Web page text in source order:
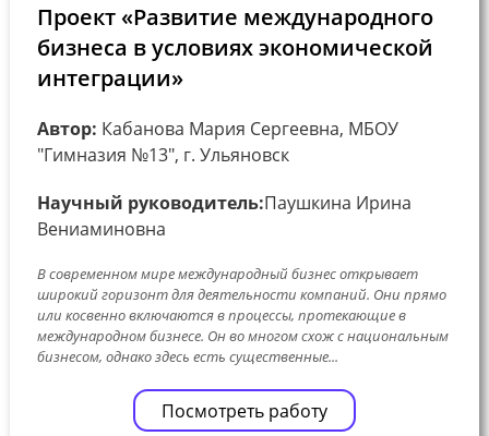
Проект «Развитие международного
бизнеса в условиях экономической
интеграции»
Автор: Кабанова Мария Сергеевна, МБОУ
"Гимназия №13", г. Ульяновск
Научный руководитель:Паушкина Ирина
Вениаминовна
В современном мире международный бизнес открывает
широкий горизонт для деятельности компаний. Они прямо
или косвенно включаются в процессы, протекающие в
международном бизнесе. Он во многом схож с национальным
бизнесом, однако здесь есть существенные...
Посмотреть работу